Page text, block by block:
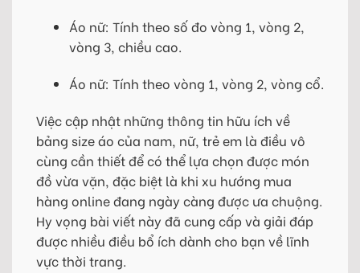
Áo nữ: Tính theo số đo vòng 1, vòng 2,
vòng 3, chiều cao.
Áo nữ: Tính theo vòng 1, vòng 2, vòng cổ.
Việc cập nhật những thông tin hữu ích về
bảng size áo của nam, nữ, trẻ em là điều vô
cùng cần thiết để có thể lựa chọn được món
đồ vừa vặn, đặc biệt là khi xu hướng mua
hàng online đang ngày càng được ưa chuộng.
Hy vọng bài viết này đã cung cấp và giải đáp
được nhiều điều bổ ích dành cho bạn về lĩnh
vực thời trang.